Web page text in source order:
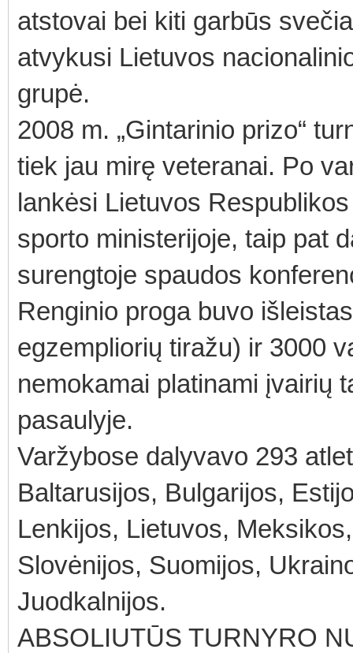
atstovai bei kiti garbūs
atvykusi Lietuvos
grupė.
2008 m. „Gintarinio prizo“
tiek jau mirę veteranai. Po
lankėsi Lietuvos
sporto ministerijoje, taip pat
surengtoje spaudos
Renginio proga buvo
egzempliorių tiražu) ir 3000
nemokamai platinami įvairių
pasaulyje.
Varžybose dalyvavo 293
Baltarusijos, Bulgarijos,
Lenkijos, Lietuvos,
Slovėnijos, Suomijos,
Juodkalnijos.
ABSOLIUTŪS TURNYRO